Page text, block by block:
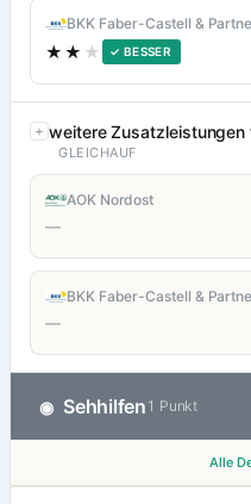
BKK Faber-Castell &
★★ ★ ✓ BESSER
weitere
GLEICHAUF
AOK Nordost
—
BKK Faber-Castell &
—
◉ Sehhilfen 1 Punkt
Alle